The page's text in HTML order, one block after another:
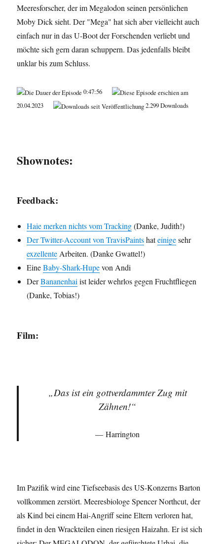
Meeresforscher, der im Megalodon seinen persönlichen
Moby Dick sieht. Der "Mega" hat sich aber vielleicht auch
einfach nur in das U-Boot der Forschenden verliebt und
möchte sich gern daran schuppern. Das jedenfalls bleibt
unklar bis zum Schluss.
0:47:56
20.04.2023
2.299 Downloads
Shownotes:
Feedback:
Haie merken nichts vom Tracking(Danke, Judith!)
Der Twitter-Account von TravisPaintshateinigesehr
exzellente Arbeiten. (Danke Gwattel!)
EineBaby-Shark-Hupevon Andi
DerBananenhai ist leider wehrlos gegen Fruchtfliegen
(Danke, Tobias!)
Film:
„Das ist ein gottverdammter Zug mit
Zähnen!“
Harrington
Im Pazifik wird eine Tiefseebasis des US-Konzerns Barton
vollkommen zerstört. Meeresbiologe Spencer Northcut, der
als Kind bei einem Hai-Angriff seine Eltern verloren hat,
findet in den Wrackteilen einen riesigen Haizahn. Er ist sich